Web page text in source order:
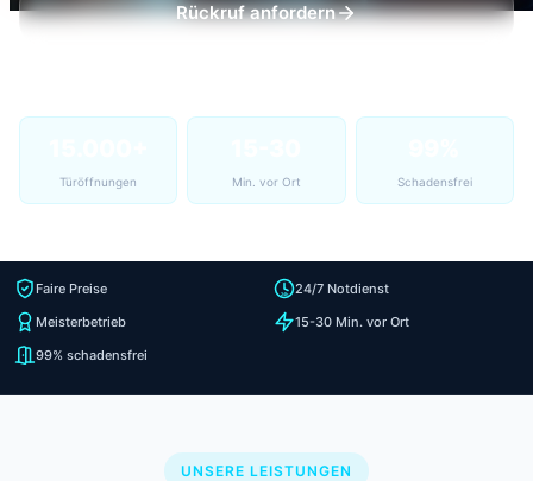
Rückruf anfordern
Türöffnungen Min. vor Ort Schadensfrei
Faire Preise
24/7 Notdienst
Meisterbetrieb
15-30 Min. vor Ort
99% schadensfrei
UNSERE LEISTUNGEN